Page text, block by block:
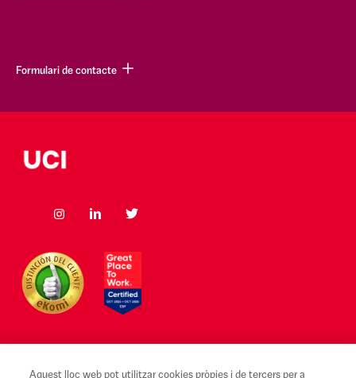
Formulari de contacte
Aquest lloc web pot utilitzar cookies pròpies i de tercers per a